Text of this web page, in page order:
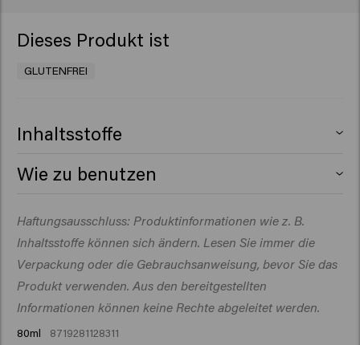
Dieses Produkt ist
GLUTENFREI
Inhaltsstoffe
Behentrimonium Chloride, Oleic acid,
(Fragrance), Butyrospermum Parkii (Shea) Butter, Citric
Acid, Isopropyl Alcohol, Isopropyl
Myristate, Amodimethicone, Sodium
Benzoate, Dicocoylethyl
Hydroxyethylmonium Methosulfate, Guar
37, Hydrolyzed Vegetable Protein, Propylene Glycol
Wie zu benutzen
einwirken lassen und gründlich ausspülen.
Haftungsausschluss: Produktinformationen wie z. B.
Inhaltsstoffe können sich ändern. Lesen Sie immer die
Verpackung oder die Gebrauchsanweisung, bevor Sie das
Produkt verwenden. Aus den bereitgestellten
Informationen können keine Rechte abgeleitet werden.
80ml 8719281128311